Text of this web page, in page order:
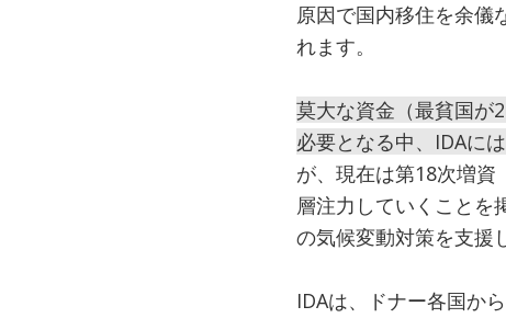
原因で国内移住を余儀
れます。
莫大な資金（最貧国が
必要となる中、IDAに
が、現在は第18次増資
層注力していくことを
の気候変動対策を支援
IDAは、ドナー各国か